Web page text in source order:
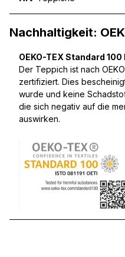
Nachhaltigkeit:
OEKO-TEX Standard 100
Der Teppich ist nach
zertifiziert. Dies
wurde und keine
die sich negativ auf die
auswirken.